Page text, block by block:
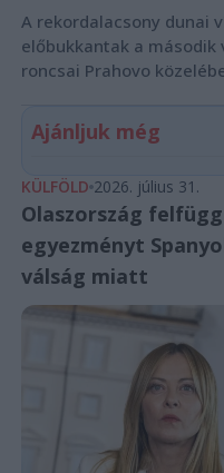
A rekordalacsony dunai
előbukkantak a
roncsai Prahovo
Ajánljuk még
KÜLFÖLD 2026. július 31.
Olaszország
egyezményt
válság miatt